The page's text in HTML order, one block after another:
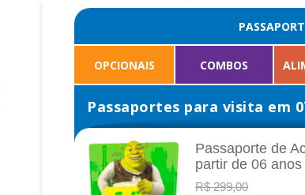
OPCIONAIS COMBOS
Passaportes para visita em
INFO
Passaporte de
partir de 06 anos
R$ 299,00